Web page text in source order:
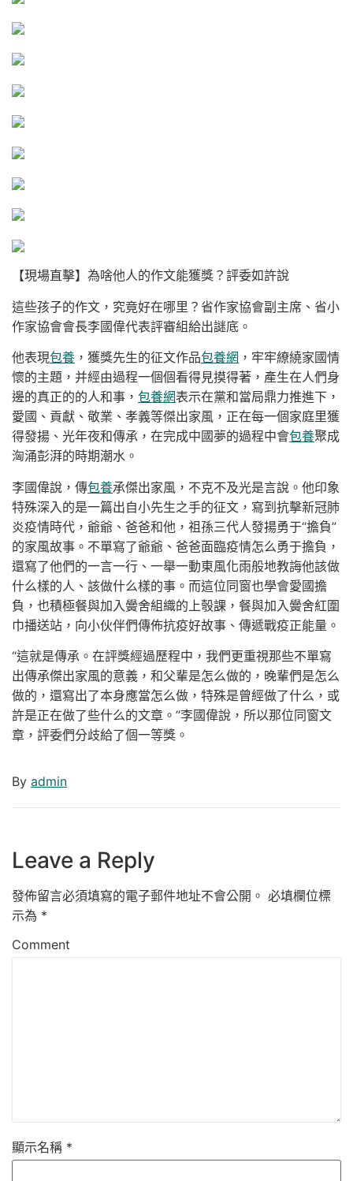
【現場直擊】為啥他人的作文能獲獎？評委如許說
這些孩子的作文，究竟好在哪里？省作家協會副主席、省小
作家協會會長李國偉代表評審組給出謎底。
他表現包養 ，獲獎先生的征文作品包養網 ，牢牢繚繞家國情
懷的主題，并經由過程一個個看得見摸得著，產生在人們身
邊的真正的的人和事， 包養網表示在黨和當局鼎力推進下，
愛國、貢獻、敬業、孝義等傑出家風，正在每一個家庭里獲
得發揚、光年夜和傳承，在完成中國夢的過程中會包養聚成
洶涌彭湃的時期潮水。
李國偉說，傳包養承傑出家風，不克不及光是言說。他印象
特殊深入的是一篇出自小先生之手的征文，寫到抗擊新冠肺
炎疫情時代，爺爺、爸爸和他，祖孫三代人發揚勇于“擔負”
的家風故事。不單寫了爺爺、爸爸面臨疫情怎么勇于擔負，
還寫了他們的一言一行、一舉一動東風化雨般地教誨他該做
什么樣的人、該做什么樣的事。而這位同窗也學會愛國擔
負，也積極餐與加入黌舍組織的上彀課，餐與加入黌舍紅圍
巾播送站，向小伙伴們傳佈抗疫好故事、傳遞戰疫正能量。
“這就是傳承。在評獎經過歷程中，我們更重視那些不單寫
出傳承傑出家風的意義，和父輩是怎么做的，晚輩們是怎么
做的，還寫出了本身應當怎么做，特殊是曾經做了什么，或
許是正在做了些什么的文章。”李國偉說，所以那位同窗文
章，評委們分歧給了個一等獎。
By admin
Leave a Reply
發佈留言必須填寫的電子郵件地址不會公開。 必填欄位標
示為 *
Comment
顯示名稱 *